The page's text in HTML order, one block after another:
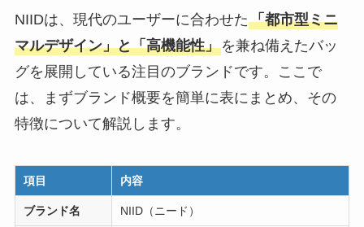
NIIDは、現代のユーザーに合わせた「都市型ミニ
マルデザイン」と「高機能性」を兼ね備えたバッ
グを展開している注目のブランドです。ここで
は、まずブランド概要を簡単に表にまとめ、その
特徴について解説します。
項目 内容
ブランド名 NIID（ニード）